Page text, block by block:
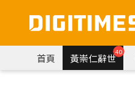
首頁 黃崇仁辭世40